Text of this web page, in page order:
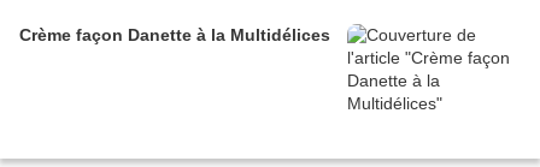
Crème façon Danette à la Multidélices